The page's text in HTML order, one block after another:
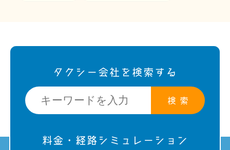
タクシー会社を検索する
検 索
料金・経路シミュレーション